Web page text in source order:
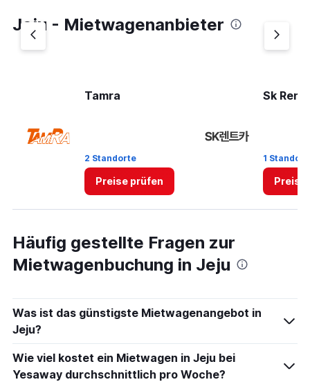
Jeju - Mietwagenanbieter
Tamra
2 Standorte
Preise prüfen
Sk Rent
1 Standort
Preise
Häufig gestellte Fragen zur
Mietwagenbuchung in Jeju
Was ist das günstigste Mietwagenangebot in
Jeju?
Wie viel kostet ein Mietwagen in Jeju bei
Yesaway durchschnittlich pro Woche?